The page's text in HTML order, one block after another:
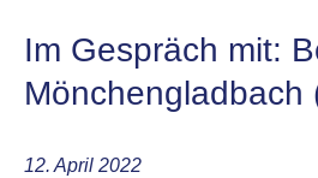
Im Gespräch mit:
Mönchengladbach
12. April 2022